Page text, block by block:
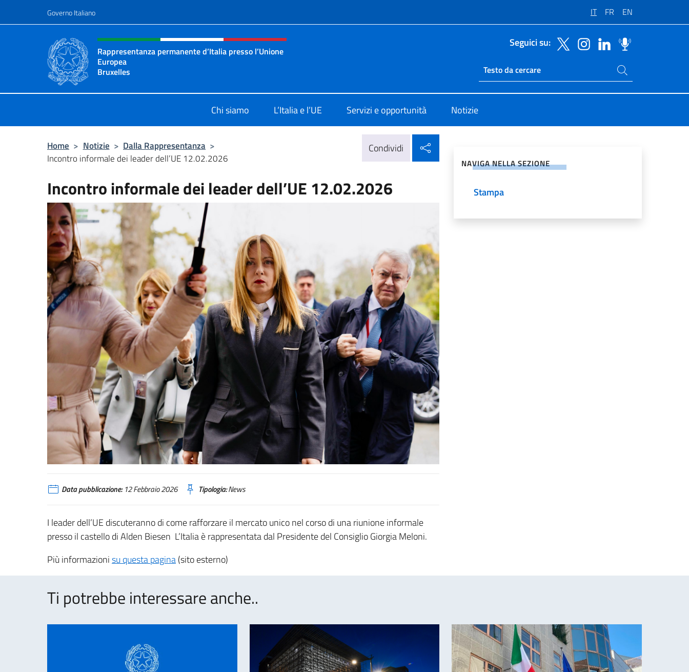
Governo Italiano IT FR EN
Intestazione sito, social e menù
Rappresentanza permanente d’Italia presso l’Unione
Europea
Bruxelles
Il sito ufficiale della Rappresentanza permanente d’Italia presso l’Unione Europea Bruxelles
Seguici su:
Ricerca sito live
Cerca nel sito
Chi siamo L’Italia e l’UE Servizi e opportunità Notizie
Home > Notizie > Dalla Rappresentanza >
Incontro informale dei leader dell’UE 12.02.2026
Condividi
Incontro informale dei leader dell’UE 12.02.2026
Data pubblicazione:12 Febbraio 2026 Tipologia:News
I leader dell’UE discuteranno di come rafforzare il mercato unico nel corso di una riunione informale
presso il castello di Alden Biesen L’Italia è rappresentata dal Presidente del Consiglio Giorgia Meloni.
Più informazionisu questa pagina(sito esterno)
NAVIGA NELLA SEZIONE
Stampa
Ti potrebbe interessare anche..